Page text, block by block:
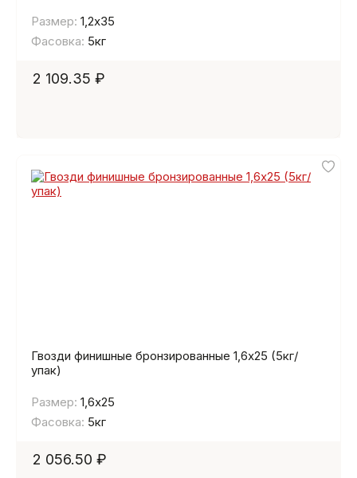
Размер: 1,2х35
Фасовка: 5кг
2 109.35 ₽
Гвозди финишные бронзированные 1,6х25 (5кг/
упак)
Размер: 1,6х25
Фасовка: 5кг
2 056.50 ₽